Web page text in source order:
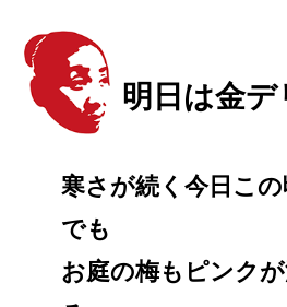
明日は金デ
寒さが続く今日この
でも
お庭の梅もピンク